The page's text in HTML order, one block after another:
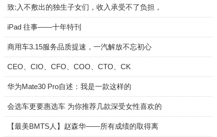
致:入不敷出的独生子女们，收入承受不了负担，
iPad 往事——十年特刊
商用车3.15服务品质提速，一汽解放不忘初心
CEO、CIO、CFO、COO、CTO、CK
华为Mate30 Pro自述：我是一款这样的
会选车更要惠选车 为你推荐几款深受女性喜欢的
【最美BMTS人】赵森华——所有成绩的取得离